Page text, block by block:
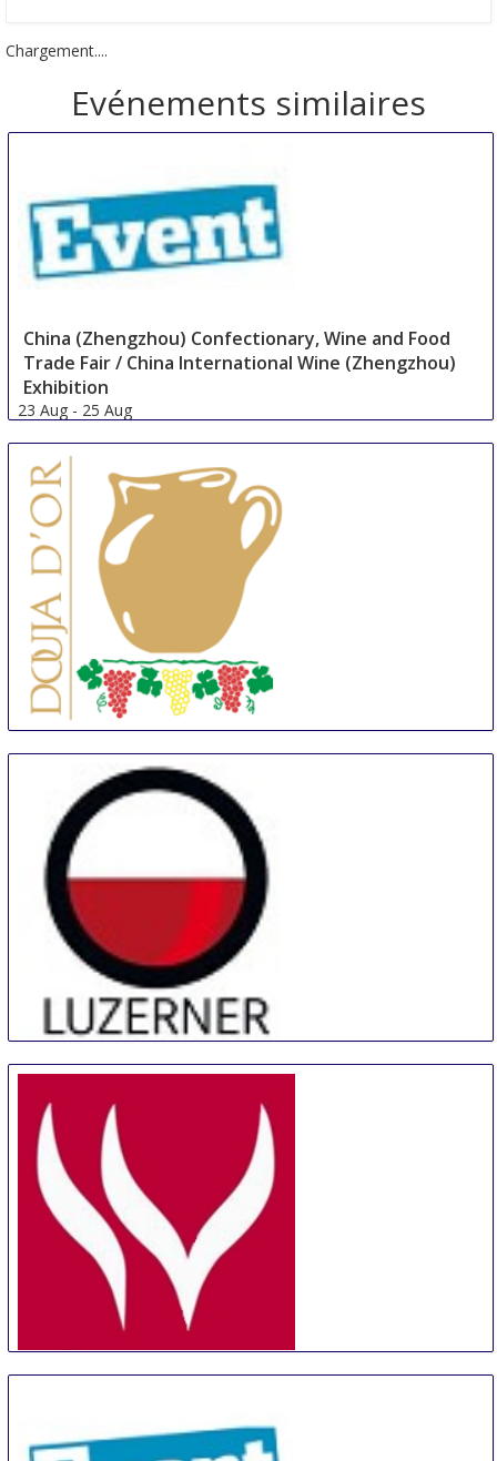
Chargement....
Evénements similaires
China (Zhengzhou) Confectionary, Wine and Food
Trade Fair / China International Wine (Zhengzhou)
Exhibition
23 Aug - 25 Aug
12 Sep
15 Sep
Lucerne
Switzerland